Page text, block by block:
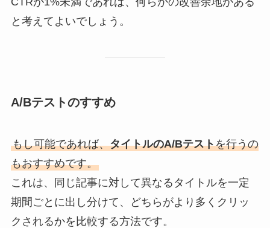
と考えてよいでしょう。
A/Bテストのすすめ
もし可能であれば、タイトルのA/Bテストを行うの
もおすすめです。
これは、同じ記事に対して異なるタイトルを一定
期間ごとに出し分けて、どちらがより多くクリッ
クされるかを比較する方法です。